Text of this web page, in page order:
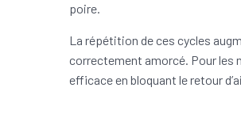
poire.
La répétition de ces cycles
correctement amorcé. Pour les
efficace en bloquant le retour